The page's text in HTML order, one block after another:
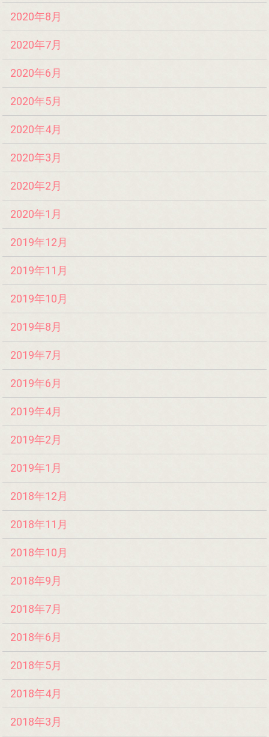
2020年8月
2020年7月
2020年6月
2020年5月
2020年4月
2020年3月
2020年2月
2020年1月
2019年12月
2019年11月
2019年10月
2019年8月
2019年7月
2019年6月
2019年4月
2019年2月
2019年1月
2018年12月
2018年11月
2018年10月
2018年9月
2018年7月
2018年6月
2018年5月
2018年4月
2018年3月